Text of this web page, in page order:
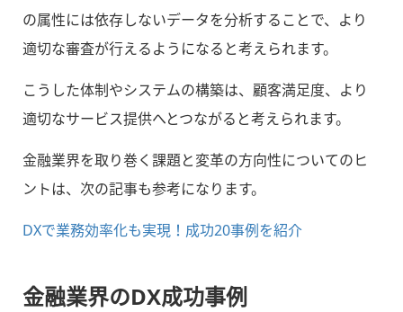
の属性には依存しないデータを分析することで、より
適切な審査が行えるようになると考えられます。
こうした体制やシステムの構築は、顧客満足度、より
適切なサービス提供へとつながると考えられます。
金融業界を取り巻く課題と変革の方向性についてのヒ
ントは、次の記事も参考になります。
DXで業務効率化も実現！成功20事例を紹介
金融業界のDX成功事例